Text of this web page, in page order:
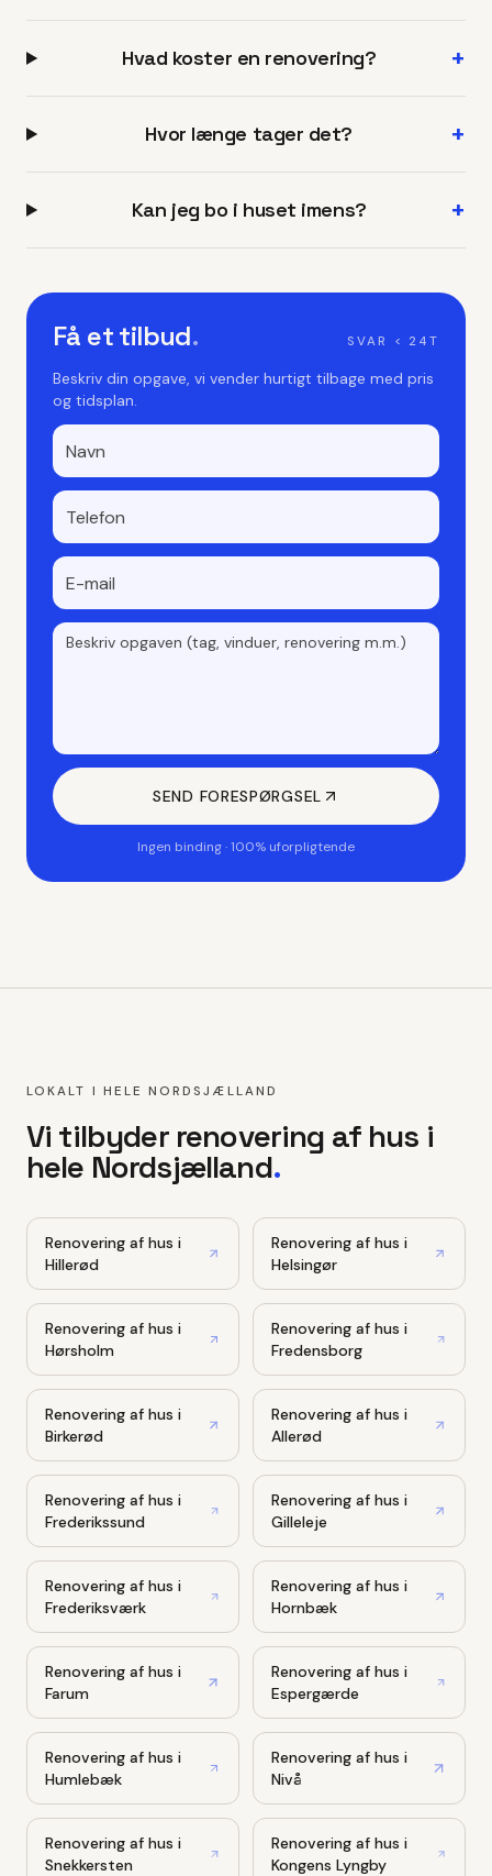
Hvad koster en renovering? +
Hvor længe tager det? +
Kan jeg bo i huset imens? +
Få et tilbud. SVAR < 24T
Beskriv din opgave, vi vender hurtigt tilbage med pris
og tidsplan.
SEND FORESPØRGSEL
Ingen binding · 100% uforpligtende
LOKALT I HELE NORDSJÆLLAND
Vi tilbyder renovering af hus i
hele Nordsjælland.
Renovering af hus i
Hillerød
Renovering af hus i
Helsingør
Renovering af hus i
Hørsholm
Renovering af hus i
Fredensborg
Renovering af hus i
Birkerød
Renovering af hus i
Allerød
Renovering af hus i
Frederikssund
Renovering af hus i
Gilleleje
Renovering af hus i
Frederiksværk
Renovering af hus i
Hornbæk
Renovering af hus i
Farum
Renovering af hus i
Espergærde
Renovering af hus i
Humlebæk
Renovering af hus i
Nivå
Renovering af hus i
Snekkersten
Renovering af hus i
Kongens Lyngby